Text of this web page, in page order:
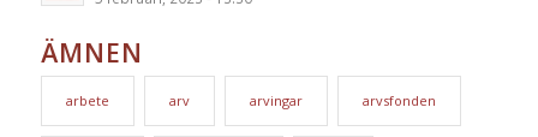
ÄMNEN
arbete arv arvingar arvsfonden